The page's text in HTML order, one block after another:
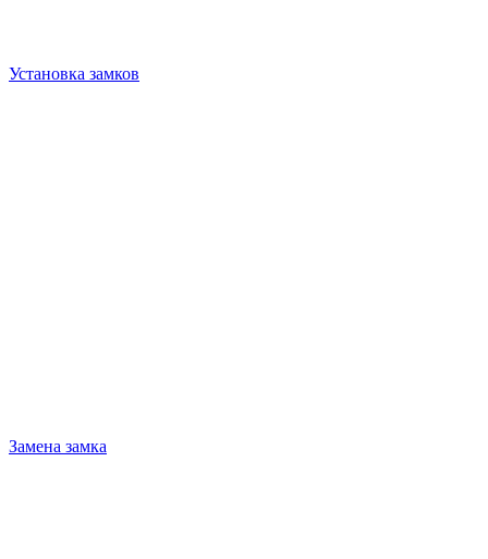
Установка замков
Замена замка